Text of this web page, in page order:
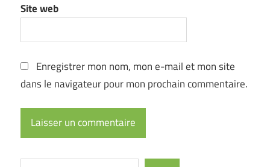
Site web
Enregistrer mon nom, mon e-mail et mon site
dans le navigateur pour mon prochain commentaire.